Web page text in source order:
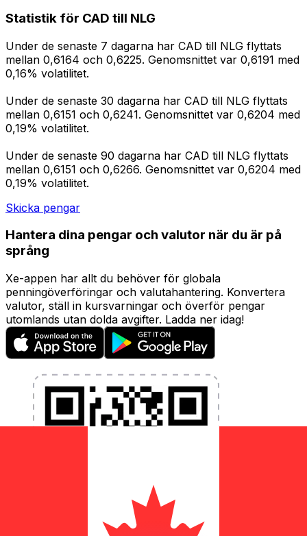
Statistik för CAD till NLG
Under de senaste 7 dagarna har CAD till NLG flyttats
mellan 0,6164 och 0,6225. Genomsnittet var 0,6191 med
0,16% volatilitet.
Under de senaste 30 dagarna har CAD till NLG flyttats
mellan 0,6151 och 0,6241. Genomsnittet var 0,6204 med
0,19% volatilitet.
Under de senaste 90 dagarna har CAD till NLG flyttats
mellan 0,6151 och 0,6266. Genomsnittet var 0,6204 med
0,19% volatilitet.
Skicka pengar
Hantera dina pengar och valutor när du är på
språng
Xe-appen har allt du behöver för globala
penningöverföringar och valutahantering. Konvertera
valutor, ställ in kursvarningar och överför pengar
utomlands utan dolda avgifter. Ladda ner idag!